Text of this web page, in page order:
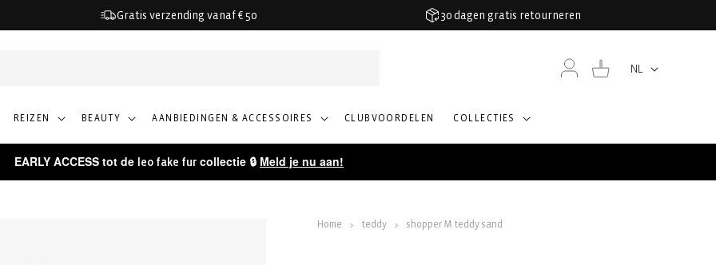
Gratis verzending vanaf € 50 30 dagen gratis retourneren
REIZEN BEAUTY AANBIEDINGEN & ACCESSOIRES CLUBVOORDELEN COLLECTIES
Taal NL
Inloggen
Winkelwagen
EARLY ACCESS tot de leo fake fur collectie 🔒 Meld je nu aan!
Home teddy shopper M teddy sand